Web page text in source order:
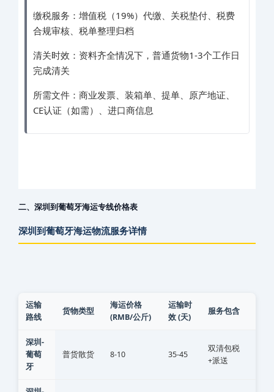
缴税服务：增值税（19%）代缴、关税垫付、税费
合规审核、税单整理归档
清关时效：资料齐全情况下，普通货物1-3个工作日
完成清关
所需文件：商业发票、装箱单、提单、原产地证、
CE认证（如需）、进口商信息
二、深圳到葡萄牙海运专线价格表
深圳到葡萄牙海运物流服务详情
包含不同货物类型的海运价格、时效及服务内容
运输
路线
货物类型
海运价格
(RMB/公斤)
运输时
效 (天)
服务包含
深圳-
葡萄
牙
普货散货 8-10 35-45
双清包税
+派送